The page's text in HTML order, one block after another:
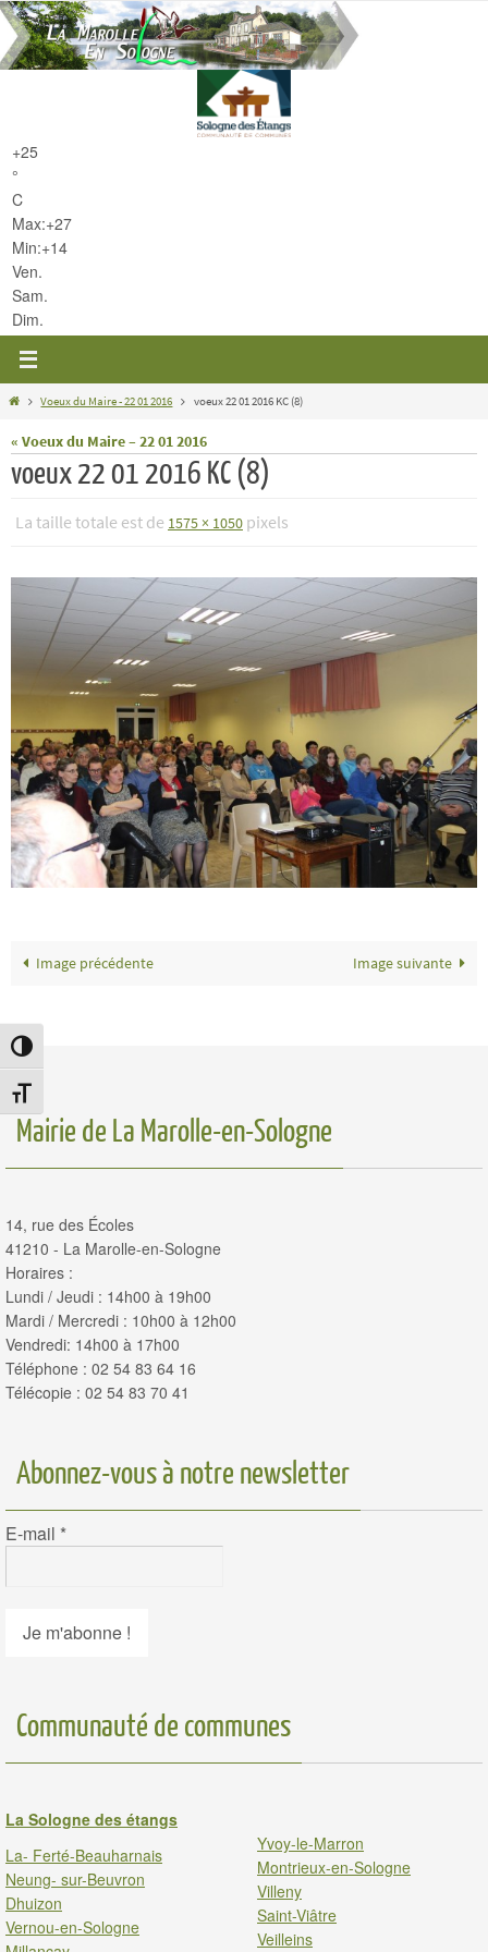
Passer en contraste élevé
Changer la taille de la police
Passer
vers
le
+25
°
C
Max:+27
Min:+14
Ven.
Sam.
Dim.
HomeVoeux du Maire - 22 01 2016 voeux 22 01 2016 KC (8)
« Voeux du Maire – 22 01 2016
voeux 22 01 2016 KC (8)
La taille totale est de 1575 × 1050 pixels
Image précédente Image suivante
Mairie de La Marolle-en-Sologne
14, rue des Écoles
41210 - La Marolle-en-Sologne
Horaires :
Lundi / Jeudi : 14h00 à 19h00
Mardi / Mercredi : 10h00 à 12h00
Vendredi: 14h00 à 17h00
Téléphone : 02 54 83 64 16
Télécopie : 02 54 83 70 41
Abonnez-vous à notre newsletter
E-mail *
Communauté de communes
La Sologne des étangs
La- Ferté-Beauharnais
Neung- sur-Beuvron
Dhuizon
Vernou-en-Sologne
Yvoy-le-Marron
Montrieux-en-Sologne
Villeny
Saint-Viâtre
Veilleins